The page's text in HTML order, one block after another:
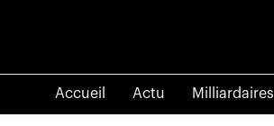
Accueil Actu Milliardaires